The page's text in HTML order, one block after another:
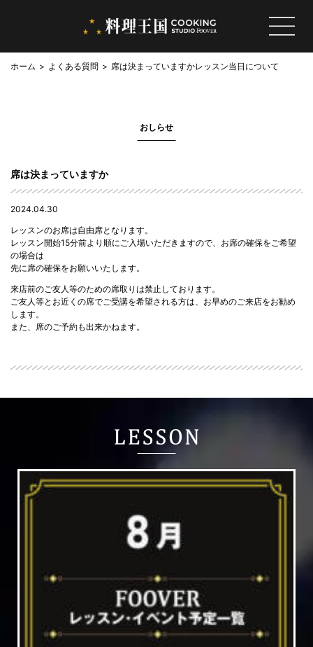
ホーム よくある質問 レッスン当日について
席は決まっていますか
おしらせ
席は決まっていますか
2024.04.30
レッスンのお席は自由席となります。
レッスン開始15分前より順にご入場いただきますので、お席の確保をご希望
の場合は
先に席の確保をお願いいたします。
来店前のご友人等のための席取りは禁止しております。
ご友人等とお近くの席でご受講を希望される方は、お早めのご来店をお勧め
します。
また、席のご予約も出来かねます。